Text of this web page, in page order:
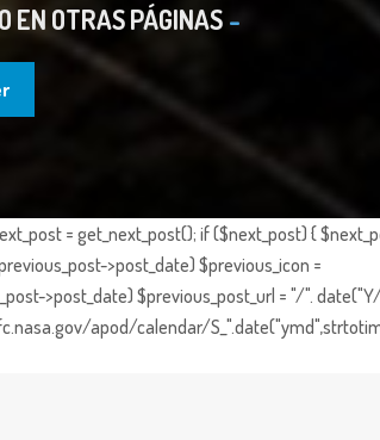
EN OTRAS PÁGINAS
= get_next_post(); if ($next_post) {
>post_date) $previous_icon =
>post_date) $previous_post_url = "/".
apod/calendar/